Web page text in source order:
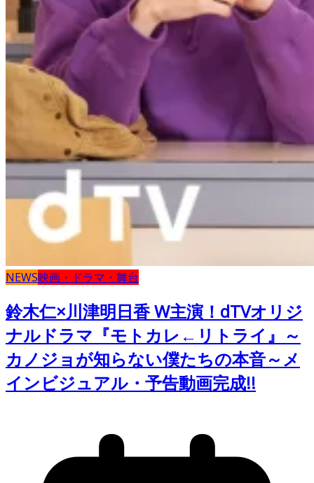
NEWS映画・ドラマ・舞台
鈴木仁×川津明日香 W主演！dTVオリジ
ナルドラマ『モトカレ←リトライ』～
カノジョが知らない僕たちの本音～メ
インビジュアル・予告動画完成!!